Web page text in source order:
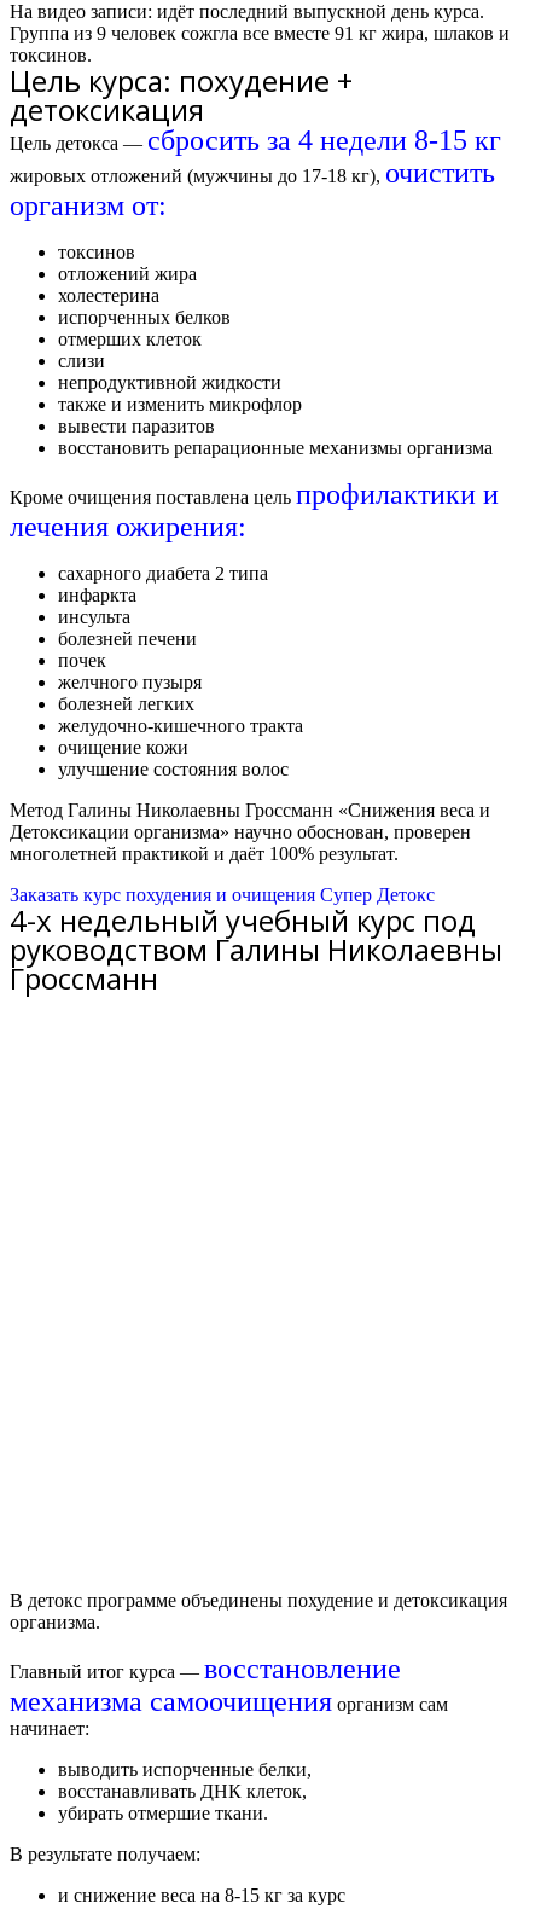
На видео записи: идёт последний выпускной день курса.
Группа из 9 человек сожгла все вместе 91 кг жира, шлаков и
токсинов.
Цель курса: похудение +
детоксикация
Цель детокса — сбросить за 4 недели 8-15 кг
жировых отложений (мужчины до 17-18 кг), очистить
организм от:
токсинов
отложений жира
холестерина
испорченных белков
отмерших клеток
слизи
непродуктивной жидкости
также и изменить микрофлор
вывести паразитов
восстановить репарационные механизмы организма
Кроме очищения поставлена цель профилактики и
лечения ожирения:
сахарного диабета 2 типа
инфаркта
инсульта
болезней печени
почек
желчного пузыря
болезней легких
желудочно-кишечного тракта
очищение кожи
улучшение состояния волос
Метод Галины Николаевны Гроссманн «Снижения веса и
Детоксикации организма» научно обоснован, проверен
многолетней практикой и даёт 100% результат.
Заказать курс похудения и очищения Супер Детокс
4-х недельный учебный курс под
руководством Галины Николаевны
Гроссманн
В детокс программе объединены похудение и детоксикация
организма.
Главный итог курса — восстановление
механизма самоочищения организм сам
начинает:
выводить испорченные белки,
восстанавливать ДНК клеток,
убирать отмершие ткани.
В результате получаем:
и снижение веса на 8-15 кг за курс